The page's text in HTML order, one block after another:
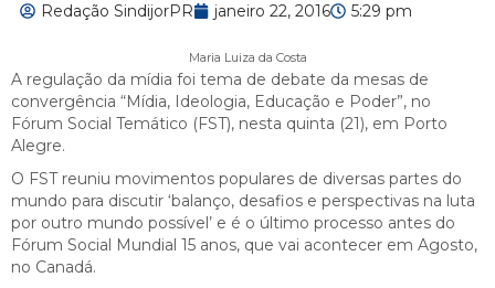
Redação SindijorPR janeiro 22, 2016 5:29 pm
Maria Luiza da Costa
A regulação da mídia foi tema de debate da mesas de
convergência “Mídia, Ideologia, Educação e Poder”, no
Fórum Social Temático (FST), nesta quinta (21), em Porto
Alegre.
O FST reuniu movimentos populares de diversas partes do
mundo para discutir ‘balanço, desafios e perspectivas na luta
por outro mundo possível’ e é o último processo antes do
Fórum Social Mundial 15 anos, que vai acontecer em Agosto,
no Canadá.